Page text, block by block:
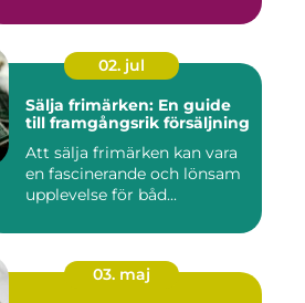
02. jul
Sälja frimärken: En guide
till framgångsrik försäljning
Att sälja frimärken kan vara
en fascinerande och lönsam
upplevelse för båd...
03. maj